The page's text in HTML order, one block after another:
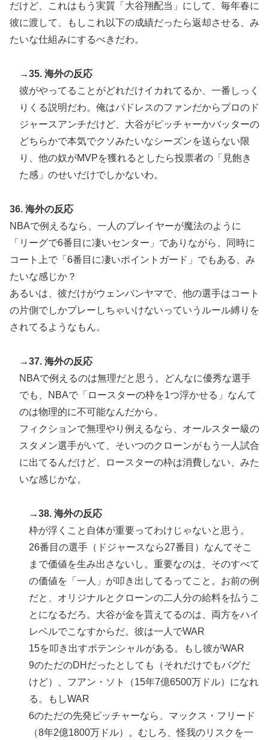
だけど、これはもう実質「大谷翔配当」にして、毎年春に
彼に渡して、もしこれ以下の成績だったら返却させる、み
たいな仕組みにするべきだわ。
→35. 海外の反応
彼がやってることがどれだけイカれてるか、一番しっく
りくる説明だわ。俺はパドレスのファンだからプロのド
ジャースアンチだけど、大谷がピッチャーかバッターの
どちらかで本気でクソみたいなシーズンを送らない限
り、他の奴がMVPを獲れるとしたら投票者の「見飽き
た感」のせいだけでしかないわ。
36. 海外の反応
NBAで例えるなら、一人のプレイヤーが魔法のように
「リーグで6番目に凄いセンター」でありながら、同時に
コート上で「6番目に凄いポイントガード」でもある、み
たいな感じか？
あるいは、彼だけがウェンバンヤマで、他の選手はコート
の片側でしかプレーしちゃいけないっていうルール縛りを
されてるようなもん。
→37. 海外の反応
NBAで例えるのは無理だと思う。どんなに優秀な選手
でも、NBAで「ロースターの枠を1つ浮かせる」なんて
のは物理的に不可能なんだから。
フィクションで無理やり例えるなら、オールスター級の
スタメン選手がいて、そいつのクローンがもう一人試合
に出てるんだけど、ロースターの枠は消費しない、みた
いな感じかな。
→38. 海外の反応
枠が浮くこと自体が重要ってわけじゃないと思う。
26番目の選手（ドジャースなら27番目）なんてそこ
まで価値を生み出さないし。重要なのは、そのすべて
の価値を「一人」が叩き出してるってこと。お前の例
だと、オリジナルとクローンの二人分の給料を払うこ
とになるだろ。大谷が金を貰えてるのは、両方をハイ
レベルでこなすからだ。彼は一人でWAR
15を叩き出すポテンシャルがある。もし彼がWAR
9のただのDHだったとしても（それだけでもバグだ
けど）、フアン・ソト（15年7億6500万ドル）になれ
る。もしWAR
6のただの先発ピッチャーなら、マックス・フリード
（8年2億1800万ドル）。むしろ、怪我のリスクを一